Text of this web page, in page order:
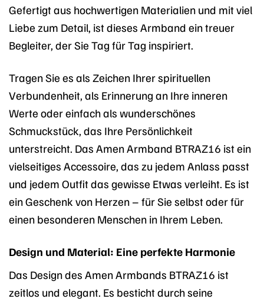
Gefertigt aus hochwertigen Materialien und mit viel
Liebe zum Detail, ist dieses Armband ein treuer
Begleiter, der Sie Tag für Tag inspiriert.
Tragen Sie es als Zeichen Ihrer spirituellen
Verbundenheit, als Erinnerung an Ihre inneren
Werte oder einfach als wunderschönes
Schmuckstück, das Ihre Persönlichkeit
unterstreicht. Das Amen Armband BTRAZ16 ist ein
vielseitiges Accessoire, das zu jedem Anlass passt
und jedem Outfit das gewisse Etwas verleiht. Es ist
ein Geschenk von Herzen – für Sie selbst oder für
einen besonderen Menschen in Ihrem Leben.
Design und Material: Eine perfekte Harmonie
Das Design des Amen Armbands BTRAZ16 ist
zeitlos und elegant. Es besticht durch seine